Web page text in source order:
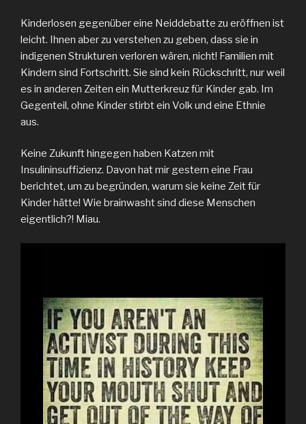
Kinderlosen gegenüber eine Neiddebatte zu eröffnen ist
leicht. Ihnen aber zu verstehen zu geben, dass sie in
indigenen Strukturen verloren wären, nicht! Familien mit
Kindern sind Fortschritt. Sie sind kein Rückschritt, nur weil
es in anderen Zeiten ein Mutterkreuz für Kinder gab. Im
Gegenteil, ohne Kinder stirbt ein Volk und eine Ethnie
aus.
Keine Zukunft hingegen haben Katzen mit
Insulininsuffizienz. Davon hat mir gestern eine Frau
berichtet, um zu begründen, warum sie keine Zeit für
Kinder hätte! Wie brainwasht sind diese Menschen
eigentlich?! Miau.